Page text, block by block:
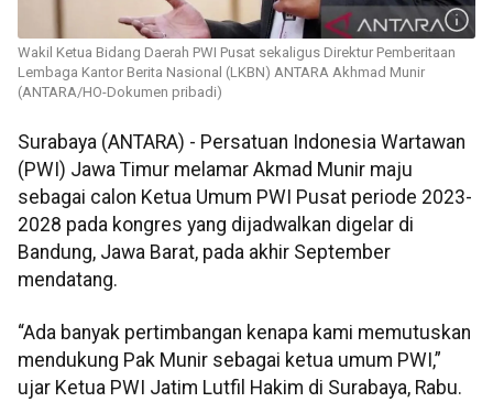
Wakil Ketua Bidang Daerah PWI Pusat sekaligus Direktur Pemberitaan
Lembaga Kantor Berita Nasional (LKBN) ANTARA Akhmad Munir
(ANTARA/HO-Dokumen pribadi)
Surabaya (ANTARA) - Persatuan Indonesia Wartawan
(PWI) Jawa Timur melamar Akmad Munir maju
sebagai calon Ketua Umum PWI Pusat periode 2023-
2028 pada kongres yang dijadwalkan digelar di
Bandung, Jawa Barat, pada akhir September
mendatang.
“Ada banyak pertimbangan kenapa kami memutuskan
mendukung Pak Munir sebagai ketua umum PWI,”
ujar Ketua PWI Jatim Lutfil Hakim di Surabaya, Rabu.